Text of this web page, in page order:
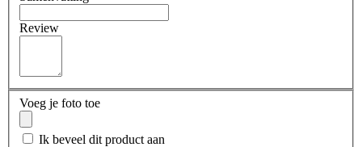
Review
Voeg je foto toe
Ik beveel dit product aan